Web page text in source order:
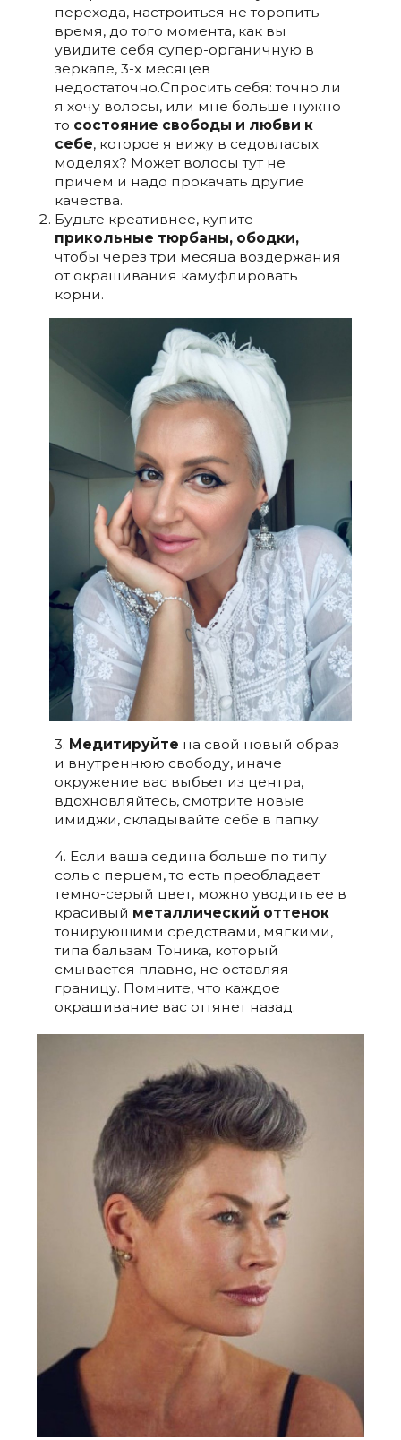
перехода, настроиться не торопить
время, до того момента, как вы
увидите себя супер-органичную в
зеркале, 3-х месяцев
недостаточно.Спросить себя: точно ли
я хочу волосы, или мне больше нужно
то состояние свободы и любви к
себе, которое я вижу в седовласых
моделях? Может волосы тут не
причем и надо прокачать другие
качества.
Будьте креативнее, купите
прикольные тюрбаны, ободки,
чтобы через три месяца воздержания
от окрашивания камуфлировать
корни.
3. Медитируйте на свой новый образ
и внутреннюю свободу, иначе
окружение вас выбьет из центра,
вдохновляйтесь, смотрите новые
имиджи, складывайте себе в папку.
4. Если ваша седина больше по типу
соль с перцем, то есть преобладает
темно-серый цвет, можно уводить ее в
красивый металлический оттенок
тонирующими средствами, мягкими,
типа бальзам Тоника, который
смывается плавно, не оставляя
границу. Помните, что каждое
окрашивание вас оттянет назад.